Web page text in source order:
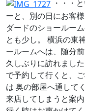
・・・
ーと、別の日にお客
ダードのショールー
とも少し。 横浜の東
ールームへは、随分前
久しぶりに訪れまし
で予約して行くと、
は 奥の部屋へ通して
来店してしまうと案内